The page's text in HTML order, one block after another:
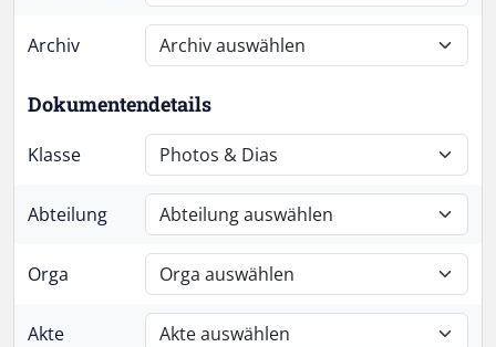
Archiv
Dokumentendetails
Klasse
Abteilung
Orga
Akte